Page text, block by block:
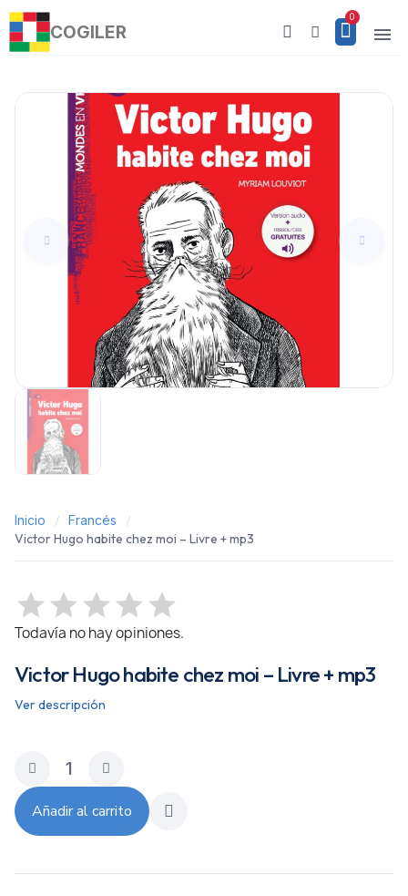
COGILER
Inicio Francés
Victor Hugo habite chez moi – Livre + mp3
Todavía no hay opiniones.
Victor Hugo habite chez moi – Livre + mp3
Ver descripción
Añadir al carrito